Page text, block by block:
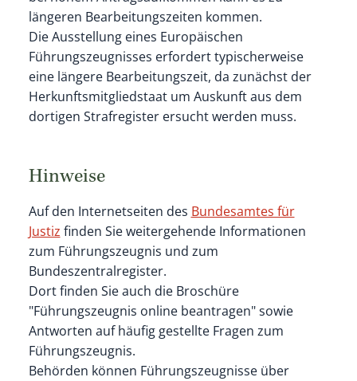
längeren Bearbeitungszeiten kommen.
Die Ausstellung eines Europäischen
Führungszeugnisses erfordert typischerweise
eine längere Bearbeitungszeit, da zunächst der
Herkunftsmitgliedstaat um Auskunft aus dem
dortigen Strafregister ersucht werden muss.
Hinweise
Auf den Internetseiten des Bundesamtes für
Justiz finden Sie weitergehende Informationen
zum Führungszeugnis und zum
Bundeszentralregister.
Dort finden Sie auch die Broschüre
"Führungszeugnis online beantragen" sowie
Antworten auf häufig gestellte Fragen zum
Führungszeugnis.
Behörden können Führungszeugnisse über